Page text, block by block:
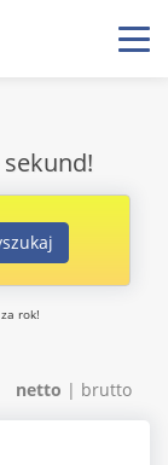
rok!
netto | brutto